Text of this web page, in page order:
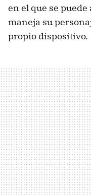
en el que se
maneja su
propio dispositivo.